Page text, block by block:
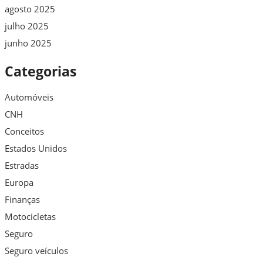
agosto 2025
julho 2025
junho 2025
Categorias
Automóveis
CNH
Conceitos
Estados Unidos
Estradas
Europa
Finanças
Motocicletas
Seguro
Seguro veículos